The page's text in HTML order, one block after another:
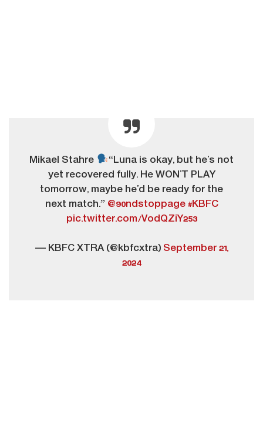
Mikael Stahre
“Luna is okay, but he’s not
yet recovered fully. He WON’T PLAY
tomorrow, maybe he’d be ready for the
next match.” @90ndstoppage #KBFC
pic.twitter.com/VodQZiY253
— KBFC XTRA (@kbfcxtra) September 21,
2024